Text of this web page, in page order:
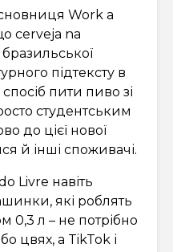
Work a
cerveja na
підтексту в
пити пиво зі
студентським
до цієї нової
й інші споживачі.
Livre навіть
які роблять
0,3 л – не потрібно
цвях, а TikTok і